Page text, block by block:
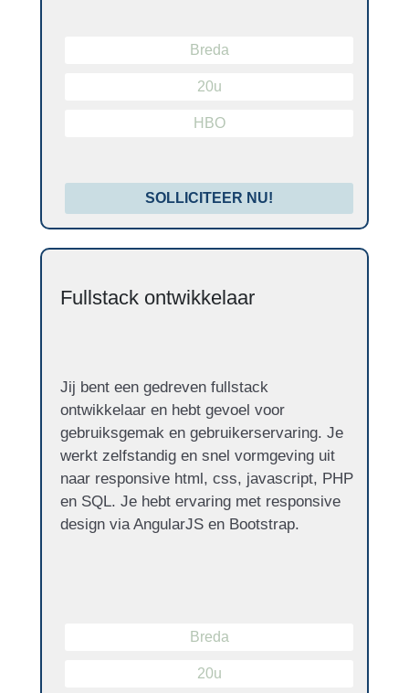
Breda
20u
HBO
SOLLICITEER NU!
Fullstack ontwikkelaar
Jij bent een gedreven fullstack
ontwikkelaar en hebt gevoel voor
gebruiksgemak en gebruikerservaring. Je
werkt zelfstandig en snel vormgeving uit
naar responsive html, css, javascript, PHP
en SQL. Je hebt ervaring met responsive
design via AngularJS en Bootstrap.
Breda
20u